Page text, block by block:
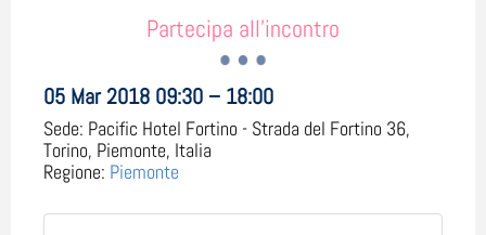
Partecipa all'incontro
05 Mar 2018 09:30 – 18:00
Sede: Pacific Hotel Fortino - Strada del Fortino 36,
Torino, Piemonte, Italia
Regione: Piemonte